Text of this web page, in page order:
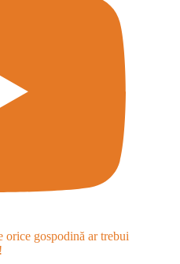
orice gospodină ar trebui